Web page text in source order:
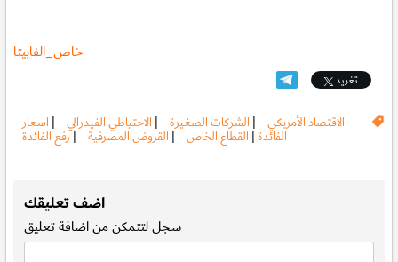
خاص_الفابيتا
تغريد
الاقتصاد الأمريكي | الشركات الصغيرة | الاحتياطي الفيدرالي | اسعار
الفائدة| القطاع الخاص | القروض المصرفية |رفع الفائدة
اضف تعليقك
سجللتتمكن من اضافة تعليق